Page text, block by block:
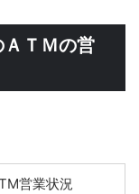
ＴＭの営
営業状況